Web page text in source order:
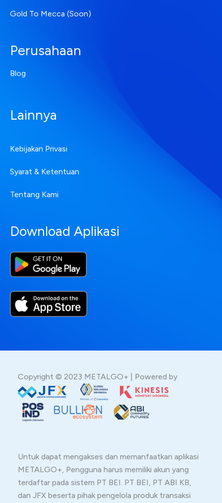
Gold To Mecca (Soon)
Perusahaan
Blog
Lainnya
Kebijakan Privasi
Syarat & Ketentuan
Tentang Kami
Download Aplikasi
Copyright © 2023 METALGO+ | Powered by
Untuk dapat mengakses dan memanfaatkan aplikasi
METALGO+, Pengguna harus memiliki akun yang
terdaftar pada sistem PT BEI. PT BEI, PT ABI KB,
dan JFX beserta pihak pengelola produk transaksi